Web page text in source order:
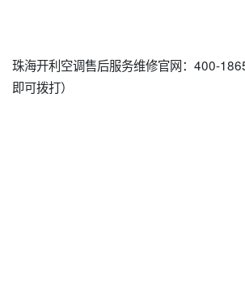
珠海开利空调售后服务维修官网：400-
即可拨打）